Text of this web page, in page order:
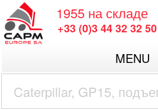
1955 на складе
+33 (0)3 44 32 32 50
MENU